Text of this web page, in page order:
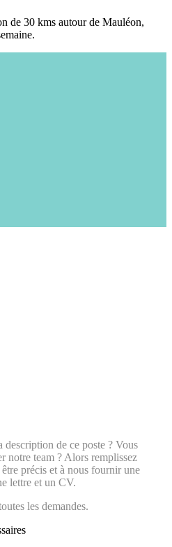
de 30 kms autour de Mauléon,
description de ce poste ? Vous
notre team ? Alors remplissez
précis et à nous fournir une
lettre et un CV.
les demandes.